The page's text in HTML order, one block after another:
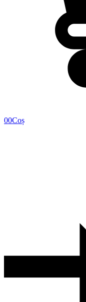
00Coș